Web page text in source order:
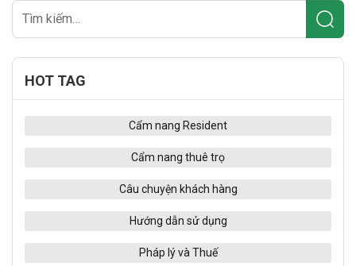
HOT TAG
Cẩm nang Resident
Cẩm nang thuê trọ
Câu chuyện khách hàng
Hướng dẫn sử dụng
Pháp lý và Thuế